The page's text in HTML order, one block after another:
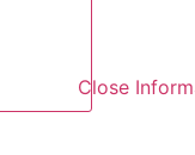
Close